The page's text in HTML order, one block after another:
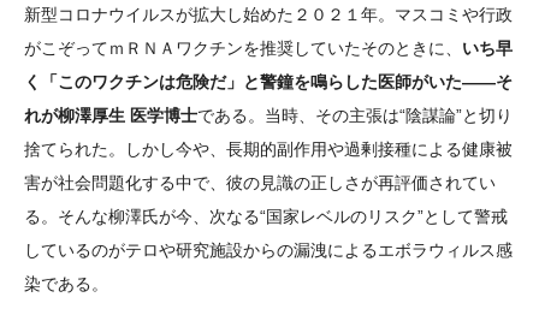
新型コロナウイルスが拡大し始めた２０２１年。マスコミや行政
がこぞってｍＲＮＡワクチンを推奨していたそのときに、 いち早
く「このワクチンは危険だ」と警鐘を鳴らした医師がいた――そ
れが柳澤厚生 医学博士である。当時、その主張は“陰謀論”と切り
捨てられた。しかし今や、長期的副作用や過剰接種による健康被
害が社会問題化する中で、彼の見識の正しさが再評価されてい
る。そんな柳澤氏が今、次なる“国家レベルのリスク”として警戒
しているのがテロや研究施設からの漏洩によるエボラウィルス感
染である。